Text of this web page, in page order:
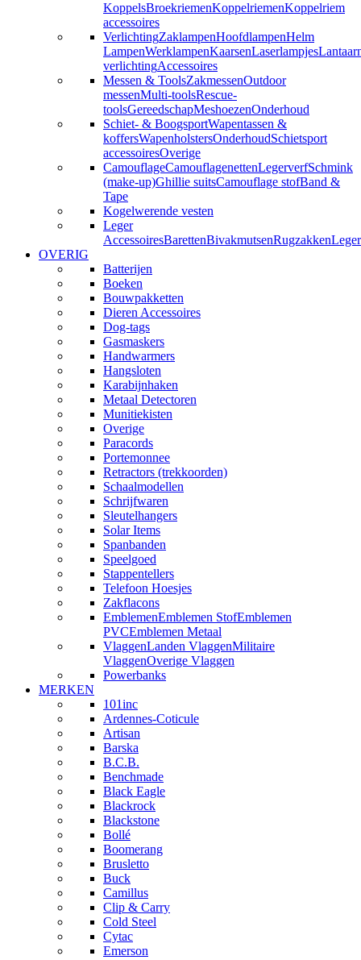
KoppelsBroekriemenKoppelriemenKoppelriem
accessoires
VerlichtingZaklampenHoofdlampenHelm
LampenWerklampenKaarsenLaserlampjes
verlichtingAccessoires
Messen & ToolsZakmessenOutdoor
messenMulti-toolsRescue-
toolsGereedschapMeshoezenOnderhoud
Schiet- & BoogsportWapentassen &
koffersWapenholstersOnderhoudSchietsport
accessoiresOverige
CamouflageCamouflagenettenLegerverfSchmink
(make-up)Ghillie suitsCamouflage stofBand &
Tape
Kogelwerende vesten
Leger
AccessoiresBarettenBivakmutsenRugzakken
OVERIG
Batterijen
Boeken
Bouwpakketten
Dieren Accessoires
Dog-tags
Gasmaskers
Handwarmers
Hangsloten
Karabijnhaken
Metaal Detectoren
Munitiekisten
Overige
Paracords
Portemonnee
Retractors (trekkoorden)
Schaalmodellen
Schrijfwaren
Sleutelhangers
Solar Items
Spanbanden
Speelgoed
Stappentellers
Telefoon Hoesjes
Zakflacons
EmblemenEmblemen StofEmblemen
PVCEmblemen Metaal
VlaggenLanden VlaggenMilitaire
VlaggenOverige Vlaggen
Powerbanks
MERKEN
101inc
Ardennes-Coticule
Artisan
Barska
B.C.B.
Benchmade
Black Eagle
Blackrock
Blackstone
Bollé
Boomerang
Brusletto
Buck
Camillus
Clip & Carry
Cold Steel
Cytac
Emerson